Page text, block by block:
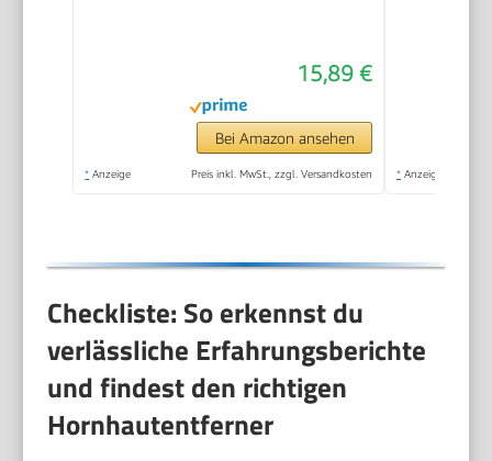
15,89 €
Bei Amazon ansehen
* Anzeige Preis inkl. MwSt., zzgl. Versandkosten * Anzeige
Checkliste: So erkennst du
verlässliche Erfahrungsberichte
und findest den richtigen
Hornhautentferner